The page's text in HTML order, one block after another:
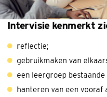
Intervisie kenmerkt
reflectie;
gebruikmaken van
een leergroep
hanteren van een vooraf